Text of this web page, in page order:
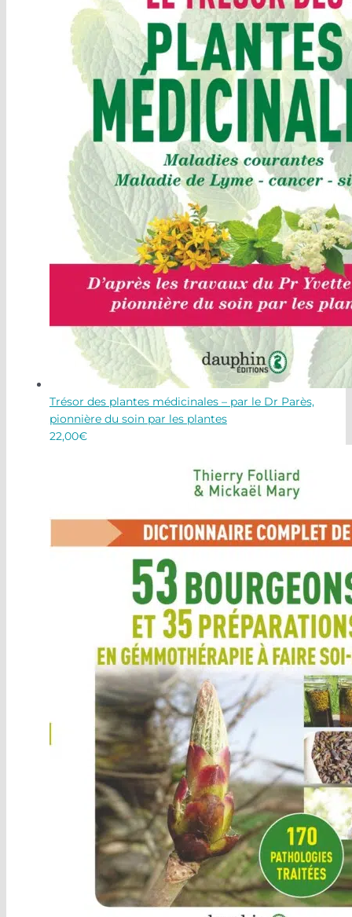
Trésor des plantes médicinales – par le Dr Parès,
pionnière du soin par les plantes
22,00€